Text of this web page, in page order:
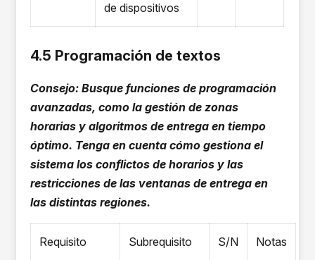
de dispositivos
4.5 Programación de textos
Consejo: Busque funciones de programación
avanzadas, como la gestión de zonas
horarias y algoritmos de entrega en tiempo
óptimo. Tenga en cuenta cómo gestiona el
sistema los conflictos de horarios y las
restricciones de las ventanas de entrega en
las distintas regiones.
Requisito Subrequisito S/N Notas